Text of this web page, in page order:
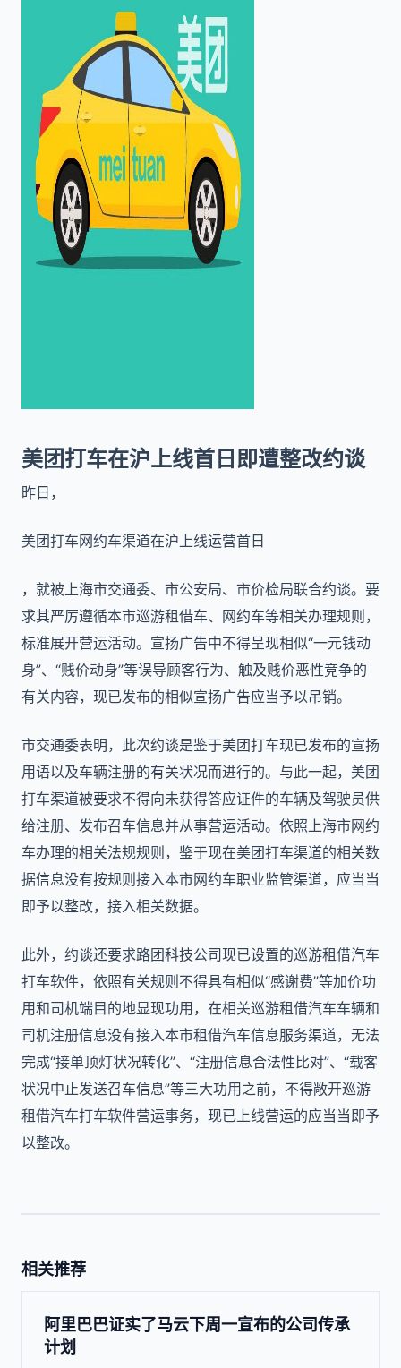
美团打车在沪上线首日即遭整改约谈
昨日，
美团打车网约车渠道在沪上线运营首日
，就被上海市交通委、市公安局、市价检局联合约谈。要
求其严厉遵循本市巡游租借车、网约车等相关办理规则，
标准展开营运活动。宣扬广告中不得呈现相似“一元钱动
身”、“贱价动身”等误导顾客行为、触及贱价恶性竞争的
有关内容，现已发布的相似宣扬广告应当予以吊销。
市交通委表明，此次约谈是鉴于美团打车现已发布的宣扬
用语以及车辆注册的有关状况而进行的。与此一起，美团
打车渠道被要求不得向未获得答应证件的车辆及驾驶员供
给注册、发布召车信息并从事营运活动。依照上海市网约
车办理的相关法规规则，鉴于现在美团打车渠道的相关数
据信息没有按规则接入本市网约车职业监管渠道，应当当
即予以整改，接入相关数据。
此外，约谈还要求路团科技公司现已设置的巡游租借汽车
打车软件，依照有关规则不得具有相似“感谢费”等加价功
用和司机端目的地显现功用，在相关巡游租借汽车车辆和
司机注册信息没有接入本市租借汽车信息服务渠道，无法
完成“接单顶灯状况转化”、“注册信息合法性比对”、“载客
状况中止发送召车信息”等三大功用之前，不得敞开巡游
租借汽车打车软件营运事务，现已上线营运的应当当即予
以整改。
相关推荐
阿里巴巴证实了马云下周一宣布的公司传承
计划